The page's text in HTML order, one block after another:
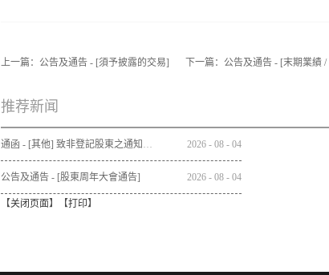
上一篇： 公告及通告 - [須予披露的交易] 下一篇： 公告及通告 - [末期業績
推荐新闻
通函 - [其他] 致非登記股東之通知信函及申請表格 - 通函連同股東週年大會通告及代表委任表格之發佈通知 2026 - 08 - 04
公告及通告 - [股東周年大會通告] 2026 - 08 - 04
【关闭页面】【打印】